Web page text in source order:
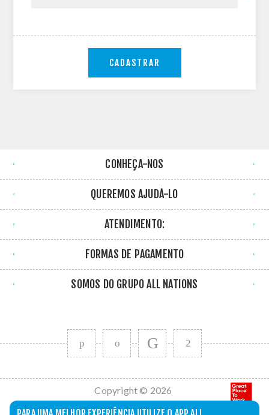
CADASTRAR
CONHEÇA-NOS
QUEREMOS AJUDÁ-LO
ATENDIMENTO:
FORMAS DE PAGAMENTO
SOMOS DO GRUPO ALL NATIONS
Copyright © 2026
All Nations. Todos